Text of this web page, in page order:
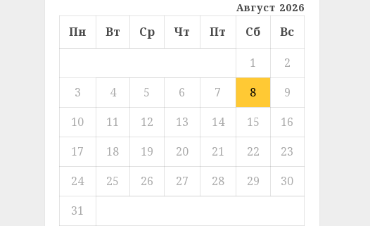
Август 2026
Пн Вт Ср Чт Пт Сб
Вс
1
2
3
4 5 6 7 8
9
10
11 12 13 14 15
16
17
18 19 20 21 22
23
24
25 26 27 28 29
30
31